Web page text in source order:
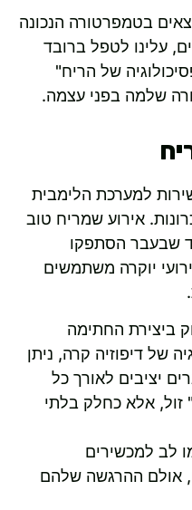
בטמפרטורה הנכונה
עלינו לטפל ברובד
של הריח"
למערכת הלימבית
אירוע שמריח טוב
שבעבר הסתפקו
יוקרה משתמשים
ביצירת החתימה
של דיפוזיה קרה, ניתן
יציבים לאורך כל
אלא כחלק בלתי
לב למכשירים
אולם ההרגשה שלהם